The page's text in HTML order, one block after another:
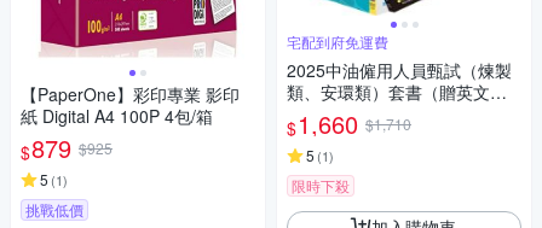
【PaperOne】彩印專業 影印
紙 Digital A4 100P 4包/箱
$879 $925
5 (1)
挑戰低價
宅配到府免運費
2025中油僱用人員甄試（煉製
類、安環類）套書（贈英文單
字書、題庫網帳號、雲端課
程）
$1,660 $1,710
5 (1)
限時下殺